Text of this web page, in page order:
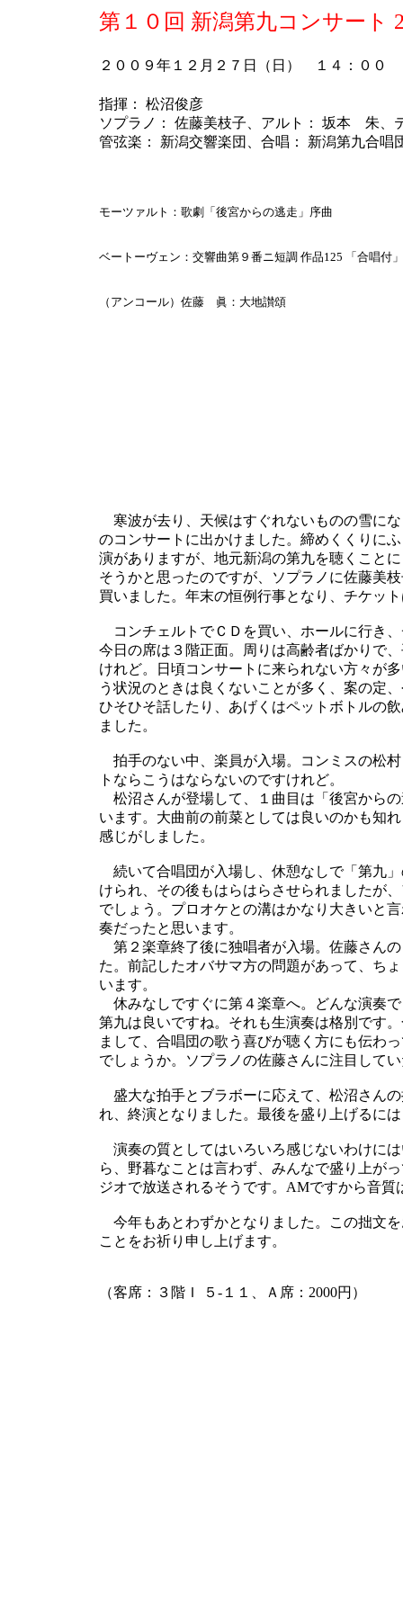
第１０回 新潟第九コンサート
２００９年１２月２７日（日） １４：０
指揮： 松沼俊彦
ソプラノ： 佐藤美枝子、アルト： 坂本 朱
管弦楽： 新潟交響楽団、合唱： 新潟第九合唱
モーツァルト：歌劇「後宮からの逃走」序曲
ベートーヴェン：交響曲第９番ニ短調 作品125 「合唱付」
（アンコール）佐藤 眞：大地讃頌
寒波が去り、天候はすぐれないものの雪に
のコンサートに出かけました。締めくくりに
演がありますが、地元新潟の第九を聴くこと
そうかと思ったのですが、ソプラノに佐藤美
買いました。年末の恒例行事となり、チケッ
コンチェルトでＣＤを買い、ホールに行き
今日の席は３階正面。周りは高齢者ばかりで
けれど。日頃コンサートに来られない方々が
う状況のときは良くないことが多く、案の定
ひそひそ話したり、あげくはペットボトルの
ました。
拍手のない中、楽員が入場。コンミスの松
トならこうはならないのですけれど。
松沼さんが登場して、１曲目は「後宮から
います。大曲前の前菜としては良いのかも知
感じがしました。
続いて合唱団が入場し、休憩なしで「第九
けられ、その後もはらはらさせられましたが
でしょう。プロオケとの溝はかなり大きいと
奏だったと思います。
第２楽章終了後に独唱者が入場。佐藤さん
た。前記したオバサマ方の問題があって、ち
います。
休みなしですぐに第４楽章へ。どんな演奏
第九は良いですね。それも生演奏は格別です
まして、合唱団の歌う喜びが聴く方にも伝わ
でしょうか。ソプラノの佐藤さんに注目して
盛大な拍手とブラボーに応えて、松沼さん
れ、終演となりました。最後を盛り上げるに
演奏の質としてはいろいろ感じないわけに
ら、野暮なことは言わず、みんなで盛り上が
ジオで放送されるそうです。AMですから音
今年もあとわずかとなりました。この拙文
ことをお祈り申し上げます。
（客席：３階Ｉ ５-１１、Ａ席：2000円）